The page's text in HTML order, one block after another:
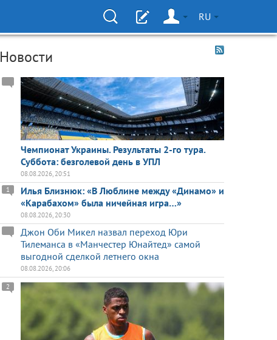
RU
Новости
Чемпионат Украины. Результаты 2-го тура.
Суббота: безголевой день в УПЛ
08.08.2026, 20:51
Илья Близнюк: «В Люблине между «Динамо» и
«Карабахом» была ничейная игра…»
1
08.08.2026, 20:30
Джон Оби Микел назвал переход Юри
Тилеманса в «Манчестер Юнайтед» самой
выгодной сделкой летнего окна
08.08.2026, 20:06
2